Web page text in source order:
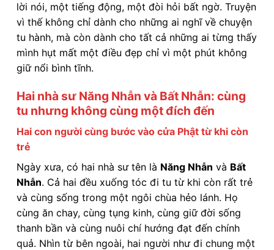
lời nói, một tiếng động, một đòi hỏi bất ngờ. Truyện
vì thế không chỉ dành cho những ai nghĩ về chuyện
tu hành, mà còn dành cho tất cả những ai từng thấy
mình hụt mất một điều đẹp chỉ vì một phút không
giữ nổi bình tĩnh.
Hai nhà sư Năng Nhẫn và Bất Nhẫn: cùng
tu nhưng không cùng một đích đến
Hai con người cùng bước vào cửa Phật từ khi còn
trẻ
Ngày xưa, có hai nhà sư tên là Năng Nhẫn và Bất
Nhẫn. Cả hai đều xuống tóc đi tu từ khi còn rất trẻ
và cùng sống trong một ngôi chùa hẻo lánh. Họ
cùng ăn chay, cùng tụng kinh, cùng giữ đời sống
thanh bần và cùng nuôi chí hướng đạt đến chính
quả. Nhìn từ bên ngoài, hai người như đi chung một